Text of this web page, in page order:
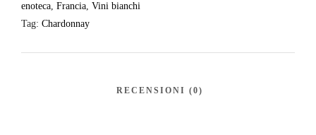
enoteca, Francia, Vini bianchi
Tag: Chardonnay